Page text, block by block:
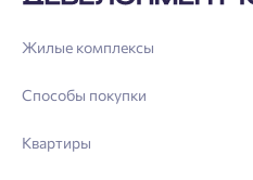
Жилые комплексы
Способы покупки
Квартиры